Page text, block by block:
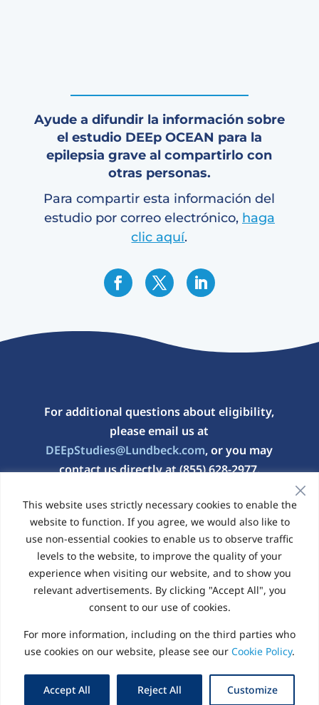
This website uses strictly necessary cookies to enable the
website to function. If you agree, we would also like to
use non-essential cookies to enable us to observe traffic
levels to the website, to improve the quality of your
experience when visiting our website, and to show you
relevant advertisements. By clicking "Accept All", you
consent to our use of cookies.
For more information, including on the third parties who
use cookies on our website, please see our Cookie Policy.
Customize
Reject All
Accept All
Ayude a difundir la información sobre
el estudio DEEp OCEAN para la
epilepsia grave al compartirlo con
otras personas.
Para compartir esta información del
estudio por correo electrónico, haga
clic aquí.
For additional questions about eligibility,
please email us at
DEEpStudies@Lundbeck.com, or you may
contact us directly at(855) 628-2977.
El contenido de este sitio web está destinado
únicamente a residentes de los Estados Unidos.
Política de privacidad
Política de cookies
© 2026 Sitio web administrado por Elligo
English - US Español - US